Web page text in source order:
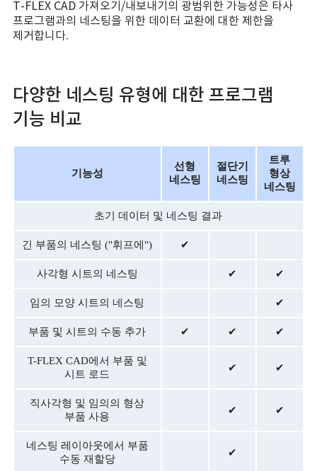
T-FLEX CAD 가져오기/내보내기의 광범위한 가능성은 타사
프로그램과의 네스팅을 위한 데이터 교환에 대한 제한을
제거합니다.
다양한 네스팅 유형에 대한 프로그램
기능 비교
기능성
선형
네스팅
절단기
네스팅
트루
형상
네스팅
초기 데이터 및 네스팅 결과
긴 부품의 네스팅 ("휘프에") ✔
사각형 시트의 네스팅 ✔ ✔
임의 모양 시트의 네스팅 ✔
부품 및 시트의 수동 추가 ✔ ✔ ✔
T-FLEX CAD에서 부품 및
시트 로드
✔ ✔
직사각형 및 임의의 형상
부품 사용
✔ ✔
네스팅 레이아웃에서 부품
수동 재할당
✔